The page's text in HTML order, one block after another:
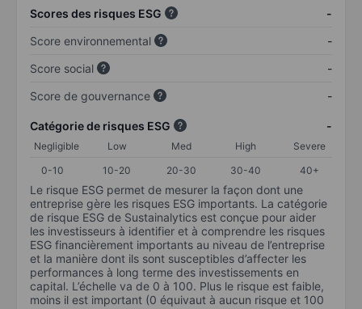
Scores des risques ESG
-
Score environnemental
-
Score social
-
Score de gouvernance
-
Catégorie de risques ESG -
Negligible Low Med High
Severe
0-10
10-20 20-30 30-40 40+
Le risque ESG permet de mesurer la façon dont une
entreprise gère les risques ESG importants. La catégorie
de risque ESG de Sustainalytics est conçue pour aider
les investisseurs à identifier et à comprendre les risques
ESG financièrement importants au niveau de l’entreprise
et la manière dont ils sont susceptibles d’affecter les
performances à long terme des investissements en
capital. L’échelle va de 0 à 100. Plus le risque est faible,
moins il est important (0 équivaut à aucun risque et 100